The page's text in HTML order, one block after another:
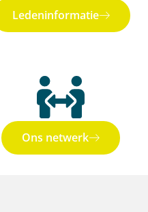
Ledeninformatie
Ons netwerk